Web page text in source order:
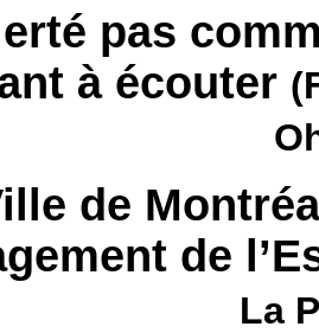
pas
à écouter
de
de
La